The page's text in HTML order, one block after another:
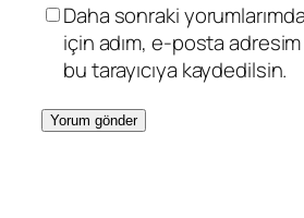
Daha sonraki
için adım, e-posta
bu tarayıcıya kaydedilsin.